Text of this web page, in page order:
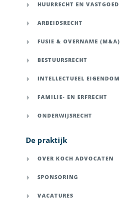
HUURRECHT EN VASTGOED
ARBEIDSRECHT
FUSIE & OVERNAME (M&A)
BESTUURSRECHT
INTELLECTUEEL EIGENDOM
FAMILIE- EN ERFRECHT
ONDERWIJSRECHT
De praktijk
OVER KOCH ADVOCATEN
SPONSORING
VACATURES